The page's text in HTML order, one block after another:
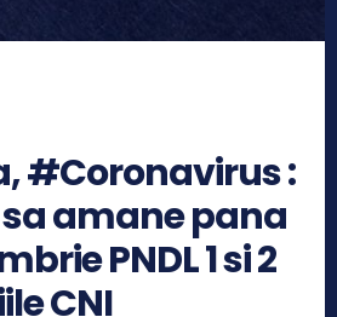
#Coronavirus :
amane pana
PNDL 1 si 2
CNI